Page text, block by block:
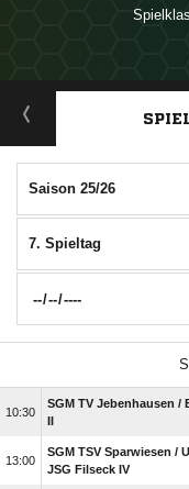
Saison 25/26
7. Spieltag

SGM TV Jebenhausen /​
II

SGM TSV Sparwiesen /​
JSG Filseck IV